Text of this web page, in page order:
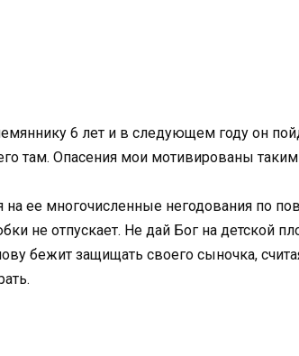
6 лет и в следующем году он
там. Опасения мои мотивированы
на ее многочисленные негодования по
не отпускает. Не дай Бог на детской
бежит защищать своего сыночка,